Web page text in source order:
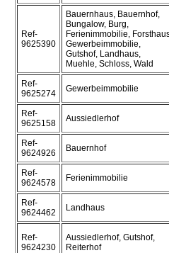
Ref-
9625390
Bauernhaus, Bauernhof,
Bungalow, Burg,
Ferienimmobilie,
Gewerbeimmobilie,
Gutshof, Landhaus,
Muehle, Schloss, Wald
Ref-
9625274
Gewerbeimmobilie
Ref-
9625158
Aussiedlerhof
Ref-
9624926
Bauernhof
Ref-
9624578
Ferienimmobilie
Ref-
9624462
Landhaus
Ref-
9624230
Aussiedlerhof, Gutshof,
Reiterhof